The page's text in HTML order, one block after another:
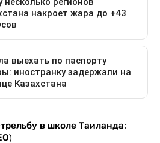
в школе Таиланда: